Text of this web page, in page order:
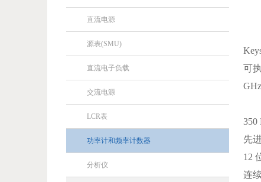
直流电源
源表(SMU)
直流电子负载
交流电源
LCR表
功率计和频率计数器
分析仪
可
350
先
12
连